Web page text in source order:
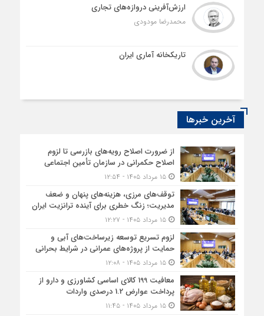
ارزش‌آفرینی دروازه‌های تجاری
محمدرضا مودودی
تاریکخانه آماری ایران
آخرین خبرها
از ضرورت اصلاح رویه‌های بازرسی تا لزوم
اصلاح حکمرانی در سازمان تأمین اجتماعی
۱۵ مرداد ۱۴۰۵ - ۱۲:۵۴
توقف‌های مرزی، هزینه‌های پنهان و ضعف
مدیریت؛ زنگ خطری برای آینده ترانزیت ایران
۱۵ مرداد ۱۴۰۵ - ۱۲:۲۷
لزوم تسریع توسعه زیرساخت‌های آبی و
حمایت از پروژه‌های عمرانی در شرایط بحرانی
۱۵ مرداد ۱۴۰۵ - ۱۲:۰۸
معافیت 199 کالای اساسی کشاورزی و دارو از
پرداخت عوارض 1.2 درصدی واردات
۱۵ مرداد ۱۴۰۵ - ۱۱:۴۵